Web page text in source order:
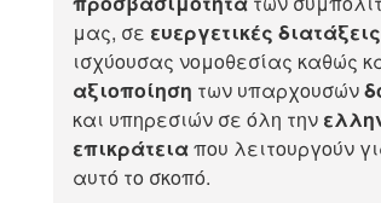
μας, σε ευεργετικές διατάξεις
ισχύουσας νομοθεσίας καθώς
αξιοποίηση των υπαρχουσών
και υπηρεσιών σε όλη την
επικράτειαπου λειτουργούν
αυτό το σκοπό.​